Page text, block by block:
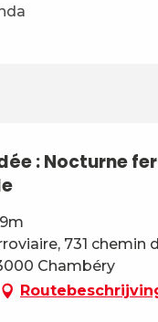
: Nocturne
731 chemin
Chambéry